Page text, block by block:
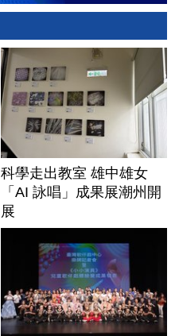
科學走出教室 雄中雄女
「AI 詠唱」成果展潮州開
展